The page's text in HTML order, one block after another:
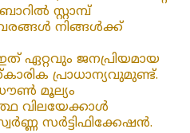
സ്റ്റാമ്പ്
നിങ്ങൾക്ക്
ഏറ്റവും ജനപ്രിയമായ
പ്രാധാന്യവുമുണ്ട്.
മൂല്യം
വിലയേക്കാൾ
സർട്ടിഫിക്കേഷൻ.